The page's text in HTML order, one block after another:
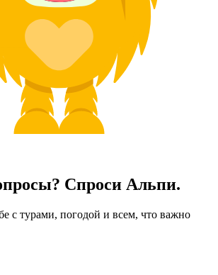
Спроси Альпи.
с турами, погодой и всем, что важно